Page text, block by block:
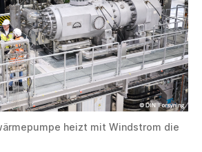
heizt mit Windstrom die